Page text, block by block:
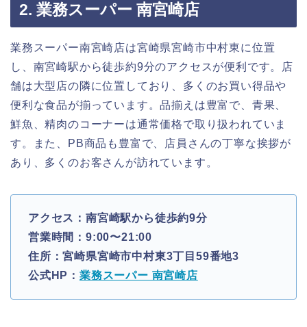
2. 業務スーパー 南宮崎店
業務スーパー南宮崎店は宮崎県宮崎市中村東に位置
し、南宮崎駅から徒歩約9分のアクセスが便利です。店
舗は大型店の隣に位置しており、多くのお買い得品や
便利な食品が揃っています。品揃えは豊富で、青果、
鮮魚、精肉のコーナーは通常価格で取り扱われていま
す。また、PB商品も豊富で、店員さんの丁寧な挨拶が
あり、多くのお客さんが訪れています。
アクセス：南宮崎駅から徒歩約9分
営業時間：9:00〜21:00
住所：宮崎県宮崎市中村東3丁目59番地3
公式HP： 業務スーパー 南宮崎店